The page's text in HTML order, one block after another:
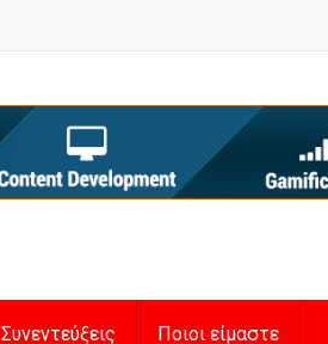
Συνεντεύξεις Ποιοι είμαστε